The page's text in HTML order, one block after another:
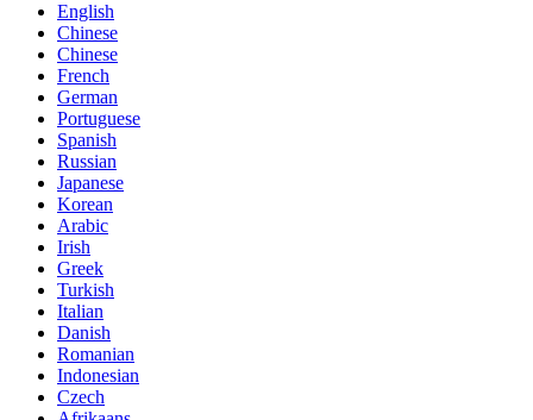
English
Chinese
Chinese
French
German
Portuguese
Spanish
Russian
Japanese
Korean
Arabic
Irish
Greek
Turkish
Italian
Danish
Romanian
Indonesian
Czech